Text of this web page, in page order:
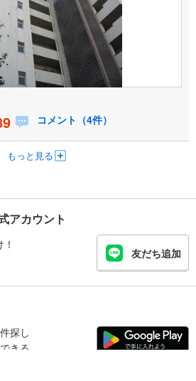
コメント（4件）
もっと見る
アカウント
友だち追加
探し
きる